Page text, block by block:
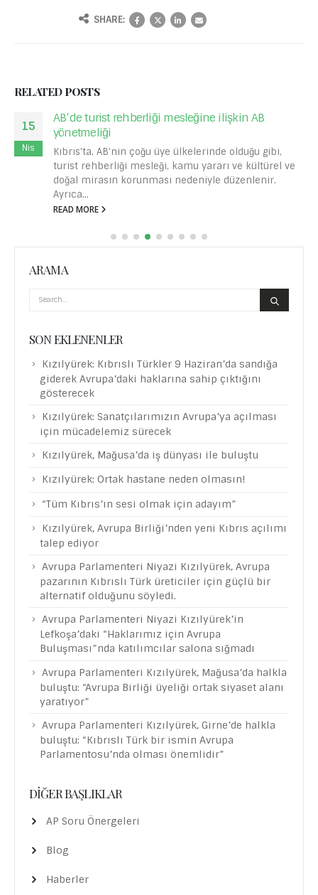
SHARE:
RELATEDPOSTS
13
Şub
AB kurumlarındaki stajyerlerin Erasmus
hibelerinden dışlanması
Yurt dışındaki stajerlere finansman imkanlar sunup
eğitim, öğretim ve gençliği desteklemeyi amaçlayan
Erasmus+ programı, Avrupa Birliği kurum, kuruluş ve
ajanslarındaki...
READ MORE
ARAMA
SON EKLENENLER
Kızılyürek: Kıbrıslı Türkler 9 Haziran’da sandığa
giderek Avrupa’daki haklarına sahip çıktığını
gösterecek
Kızılyürek: Sanatçılarımızın Avrupa’ya açılması
için mücadelemiz sürecek
Kızılyürek, Mağusa’da iş dünyası ile buluştu
Kızılyürek: Ortak hastane neden olmasın!
“Tüm Kıbrıs’ın sesi olmak için adayım”
Kızılyürek, Avrupa Birliği’nden yeni Kıbrıs açılımı
talep ediyor
Avrupa Parlamenteri Niyazi Kızılyürek, Avrupa
pazarının Kıbrıslı Türk üreticiler için güçlü bir
alternatif olduğunu söyledi.
Avrupa Parlamenteri Niyazi Kızılyürek’in
Lefkoşa’daki “Haklarımız için Avrupa
Buluşması”nda katılımcılar salona sığmadı
Avrupa Parlamenteri Kızılyürek, Mağusa’da halkla
buluştu: “Avrupa Birliği üyeliği ortak siyaset alanı
yaratıyor”
Avrupa Parlamenteri Kızılyürek, Girne’de halkla
buluştu: “Kıbrıslı Türk bir ismin Avrupa
Parlamentosu’nda olması önemlidir”
DIĞER BAŞLIKLAR
AP Soru Önergeleri
Blog
Haberler